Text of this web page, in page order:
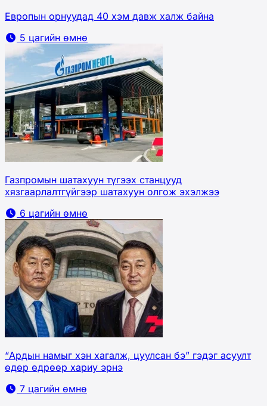
Европын орнуудад 40 хэм давж халж байна
5 цагийн өмнө
Газпромын шатахуун түгээх станцууд
хязгаарлалтгүйгээр шатахуун олгож эхэлжээ
6 цагийн өмнө
“Ардын намыг хэн хагалж, цуулсан бэ” гэдэг асуулт
өдөр өдрөөр хариу эрнэ
7 цагийн өмнө